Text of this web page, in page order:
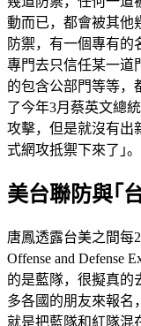
動而已，都會被其他
防禦，有一個專有的
專門去只信任某一道
的包含公部門等等，
了今年3月蔡英文總
攻擊，但是就沒有出
式網攻抵禦下來了｣。
美台聯防與｢
唐鳳透露台美之間每
Offense and Defense
的是藍隊，很擬真的
多各國的朋友來報名
就是把藍隊和紅隊混